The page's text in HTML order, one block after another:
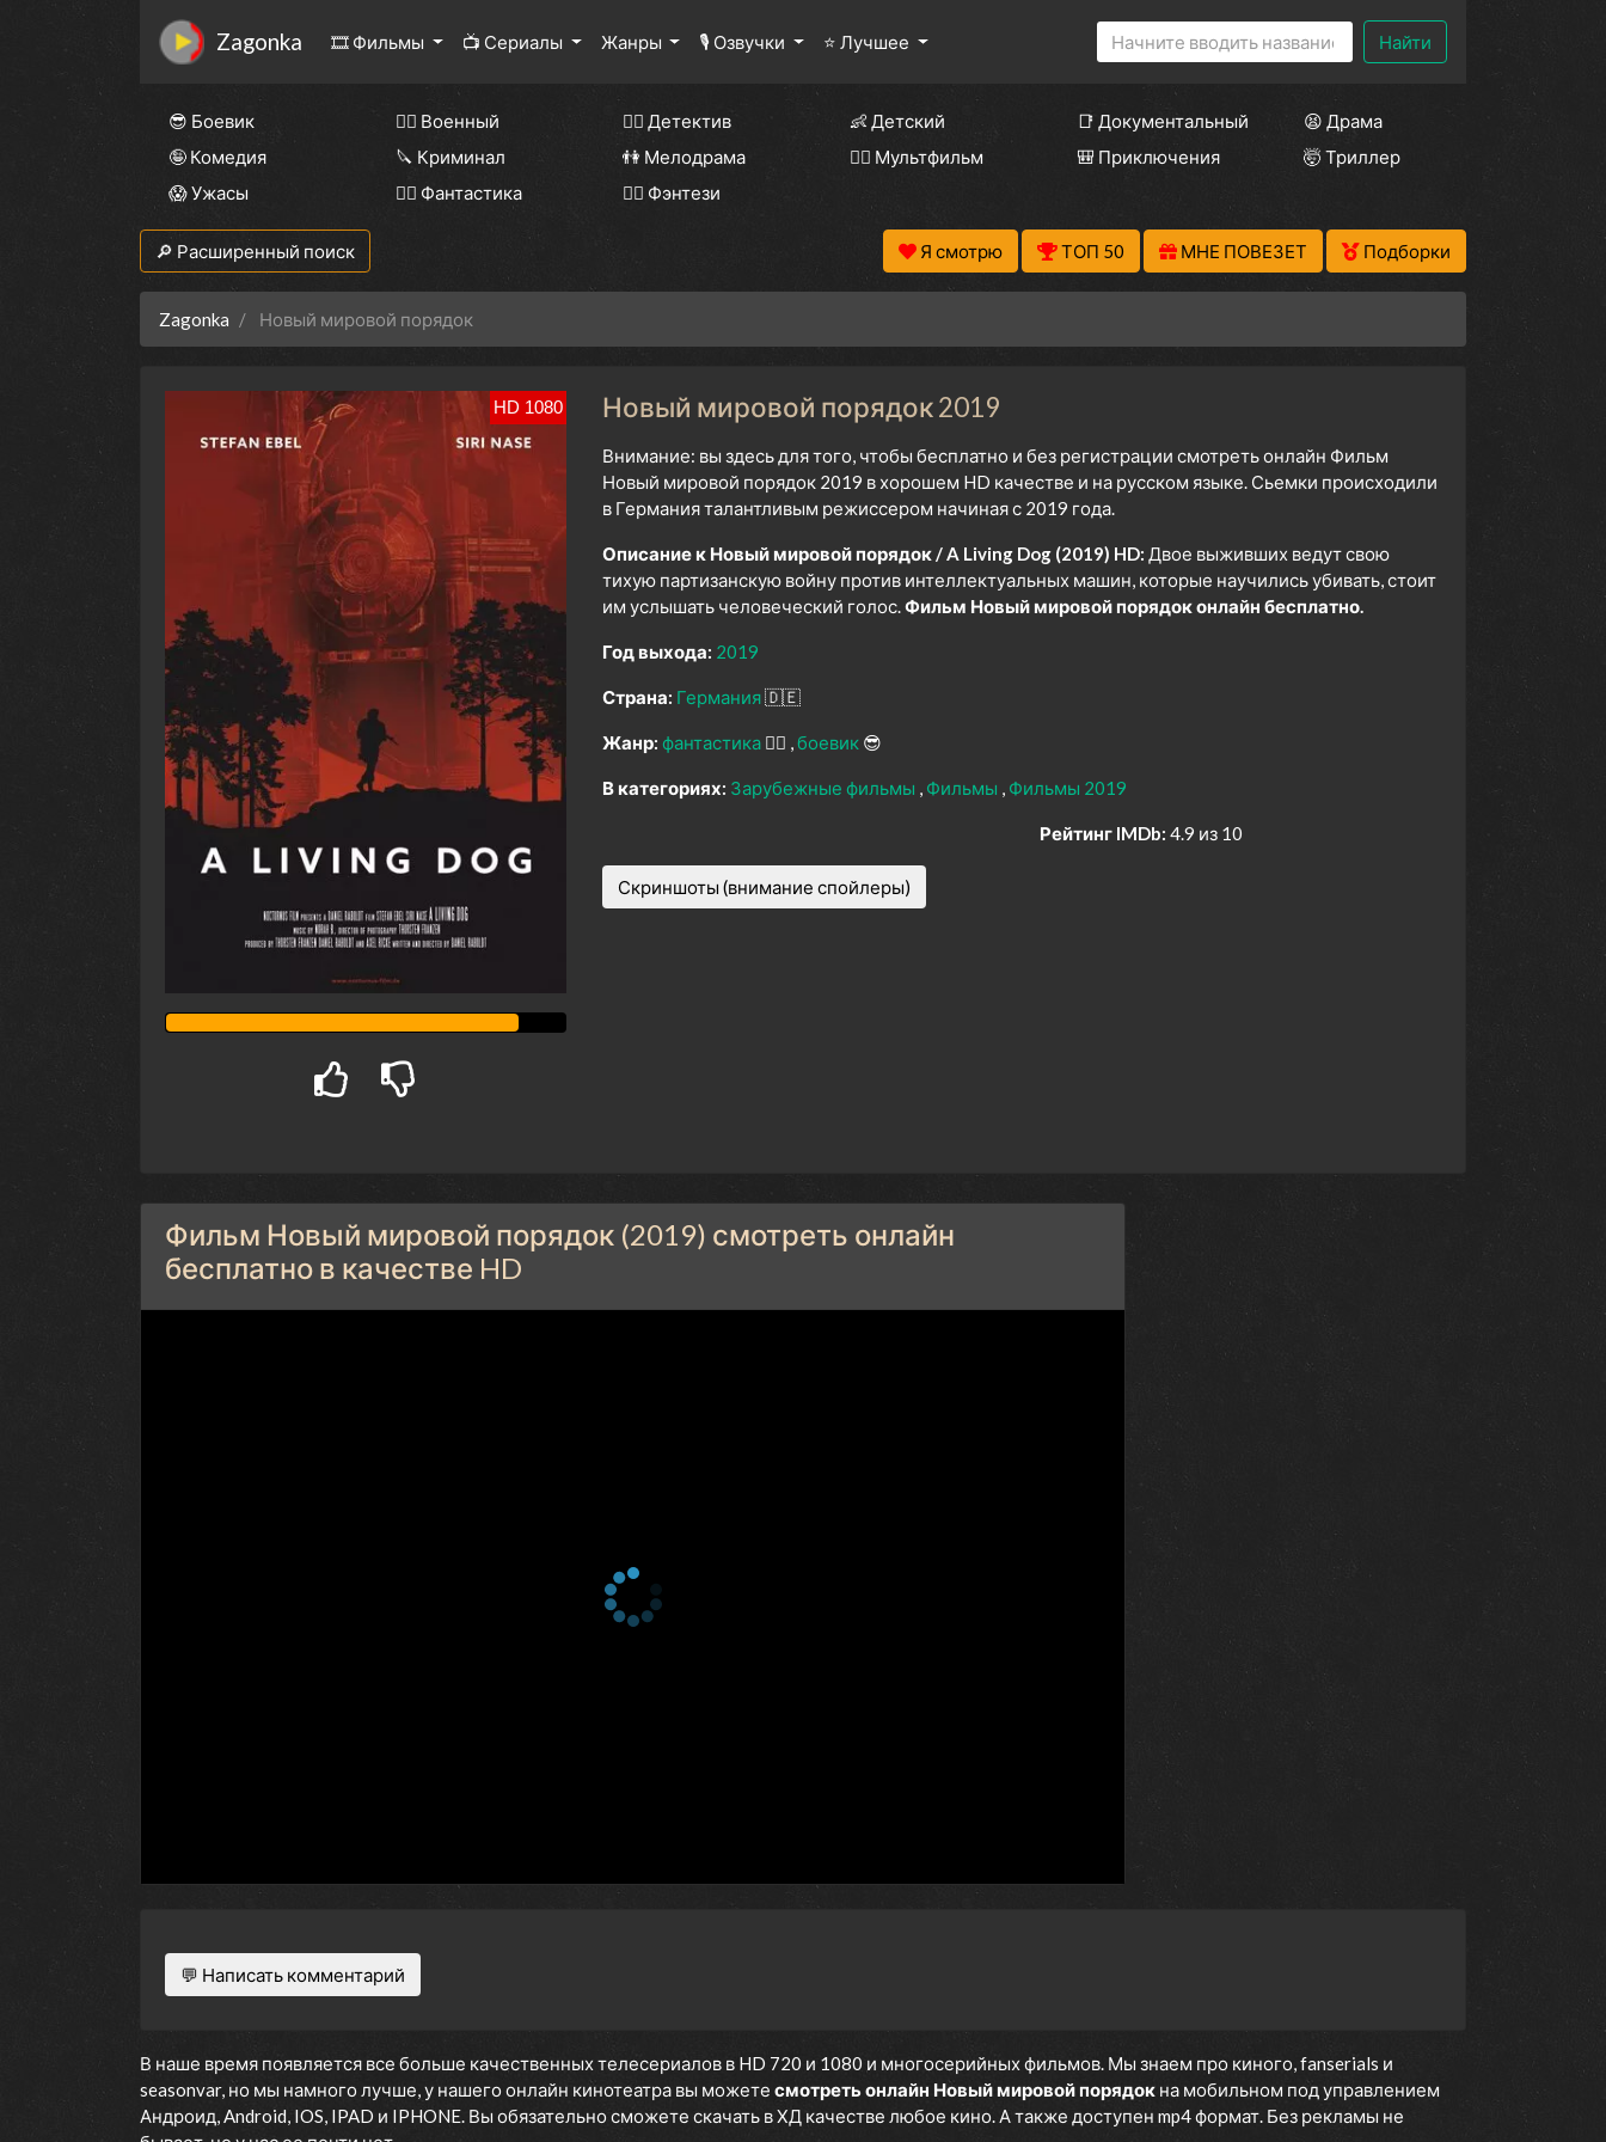
Zagonka 🎞 Фильмы 📺 Сериалы Жанры 🎙 Озвучки ⭐ Лучшее Найти
😎 Боевик 👨‍✈️ Военный 🕵️‍♂️ Детектив 👶 Детский 📑 Документальный
😫 Драма
🤪 Комедия
🔪 Криминал 👫 Мелодрама 🧚‍♀️ Мультфильм 🎒 Приключения
🤯 Триллер
😱 Ужасы
🧙‍♀️ Фантастика 🧝‍♂️ Фэнтези
🔎 Расширенный поиск Я смотрю ТОП 50 МНЕ ПОВЕЗЕТ Подборки
Zagonka Новый мировой порядок
HD 1080 Новый мировой порядок 2019
Внимание: вы здесь для того, чтобы бесплатно и без регистрации смотреть онлайн Фильм
Новый мировой порядок 2019 в хорошем HD качестве и на русском языке. Сьемки происходили
в Германия талантливым режиссером начиная с 2019 года.
Описание к Новый мировой порядок / A Living Dog (2019) HD: Двое выживших ведут свою
тихую партизанскую войну против интеллектуальных машин, которые научились убивать, стоит
им услышать человеческий голос.Фильм Новый мировой порядок онлайн бесплатно.
Год выхода: 2019
Страна: Германия🇩🇪
Жанр: фантастика 🧙‍♀️ боевик 😎
В категориях: Зарубежные фильмы Фильмы Фильмы 2019
Рейтинг IMDb: 4.9 из 10
Скриншоты (внимание спойлеры)
Фильм Новый мировой порядок (2019) смотреть онлайн
бесплатно в качестве HD
💬 Написать комментарий
В наше время появляется все больше качественных телесериалов в HD 720 и 1080 и многосерийных фильмов. Мы знаем про киного, fanserials и
seasonvar, но мы намного лучше, у нашего онлайн кинотеатра вы можете смотреть онлайн Новый мировой порядок на мобильном под управлением
Андроид, Android, IOS, IPAD и IPHONE. Вы обязательно сможете скачать в ХД качестве любое кино. А также доступен mp4 формат. Без рекламы не